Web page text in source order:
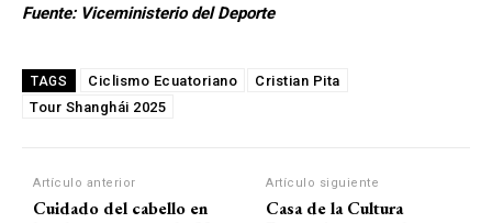
Fuente: Viceministerio del Deporte
TAGS Ciclismo Ecuatoriano
Cristian Pita
Tour Shanghái 2025
Artículo anterior
Cuidado del cabello en
Artículo siguiente
Casa de la Cultura